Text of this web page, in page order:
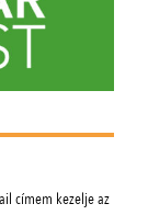
címem kezelje az